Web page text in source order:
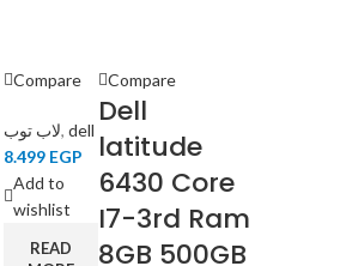
Compare
لاب توب,dell
8.499 EGP
Add to
wishlist
READ
Compare
Dell
latitude
6430 Core
I7-3rd Ram
8GB 500GB